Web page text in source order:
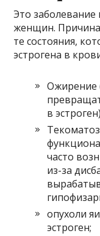
Это заболевание
женщин.
те состояния,
эстрогена в
Ожирение
в
часто
из-за
опухоли
эстроген;